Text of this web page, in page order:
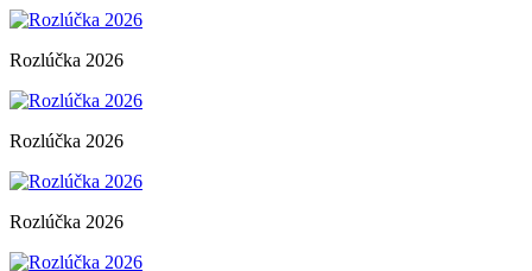
Rozlúčka 2026
Rozlúčka 2026
Rozlúčka 2026